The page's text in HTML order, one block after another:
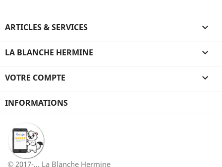
ARTICLES & SERVICES 
LA BLANCHE HERMINE 
VOTRE COMPTE 
INFORMATIONS
© 2017-... La Blanche Hermine